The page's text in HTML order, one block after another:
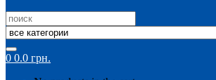
Search
for:
0 0.0 грн.